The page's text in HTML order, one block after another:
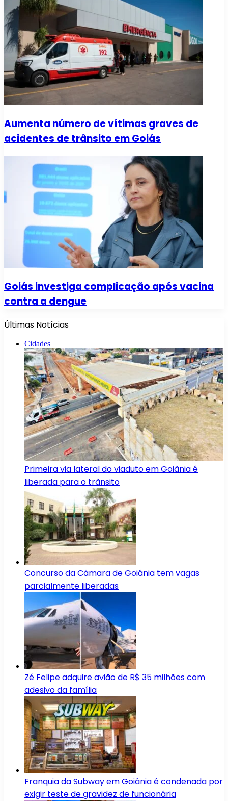
Aumenta número de vítimas graves de
acidentes de trânsito em Goiás
Goiás investiga complicação após vacina
contra a dengue
Últimas Notícias
Cidades
Primeira via lateral do viaduto em Goiânia é
liberada para o trânsito
Concurso da Câmara de Goiânia tem vagas
parcialmente liberadas
Zé Felipe adquire avião de R$ 35 milhões com
adesivo da família
Franquia da Subway em Goiânia é condenada por
exigir teste de gravidez de funcionária